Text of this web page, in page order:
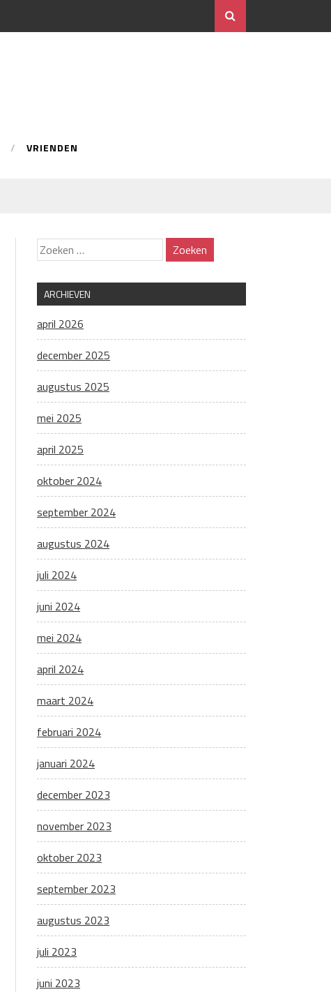
VRIENDEN
ARCHIEVEN
april 2026
december 2025
augustus 2025
mei 2025
april 2025
oktober 2024
september 2024
augustus 2024
juli 2024
juni 2024
mei 2024
april 2024
maart 2024
februari 2024
januari 2024
december 2023
november 2023
oktober 2023
september 2023
augustus 2023
juli 2023
juni 2023